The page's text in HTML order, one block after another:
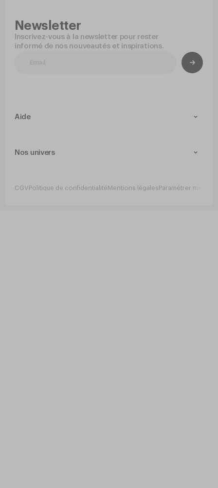
Newsletter
Inscrivez-vous à la newsletter pour rester
informé de nos nouveautés et inspirations.
Aide
Livraison et retours
Nos univers
Cuisine
CGVPolitique de confidentialitéMentions légalesParamétrer mes